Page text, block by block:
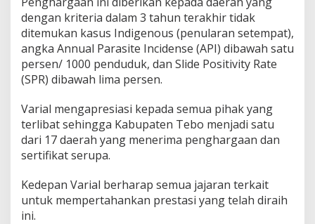
dengan kriteria dalam 3 tahun terakhir tidak
ditemukan kasus Indigenous (penularan setempat),
angka Annual Parasite Incidense (API) dibawah satu
persen/ 1000 penduduk, dan Slide Positivity Rate
(SPR) dibawah lima persen.
Varial mengapresiasi kepada semua pihak yang
terlibat sehingga Kabupaten Tebo menjadi satu
dari 17 daerah yang menerima penghargaan dan
sertifikat serupa.
Kedepan Varial berharap semua jajaran terkait
untuk mempertahankan prestasi yang telah diraih
ini.